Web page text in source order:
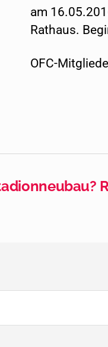
am
Rathaus.
OFC-